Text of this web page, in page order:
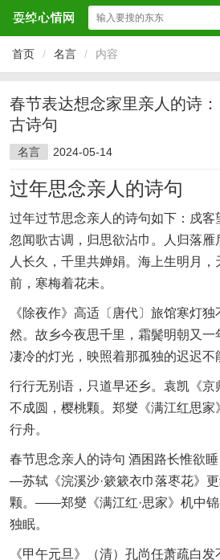
首页 / 名言 / 内容
春节表达想念家里亲人的诗
古诗句
名言 2024-05-14
过年思念亲人的诗句
过年过节思念亲人的诗句如下：戍客
忽闻歌古调，归思欲沾巾。人归落
人长久，千里共婵娟。海上生明月
前，寒梅着花未。
《除夜作》高适〔唐代〕旅馆寒灯
然。故乡今夜思千里，霜鬓明朝又
凄冷的灯光，映照着那孤独的迟迟不
行行无别语，只道早还乡。袁凯《京
不成圆，樱桃颗。郑燮《满江红思家
行舟。
春节思念亲人的诗句 酒困路长惟欲
—苏轼《浣溪沙·簌簌衣巾落枣花》
颗。——郑燮《满江红·思家》机中
独眠。
《甲午元旦》（清）孔尚任萧疏白